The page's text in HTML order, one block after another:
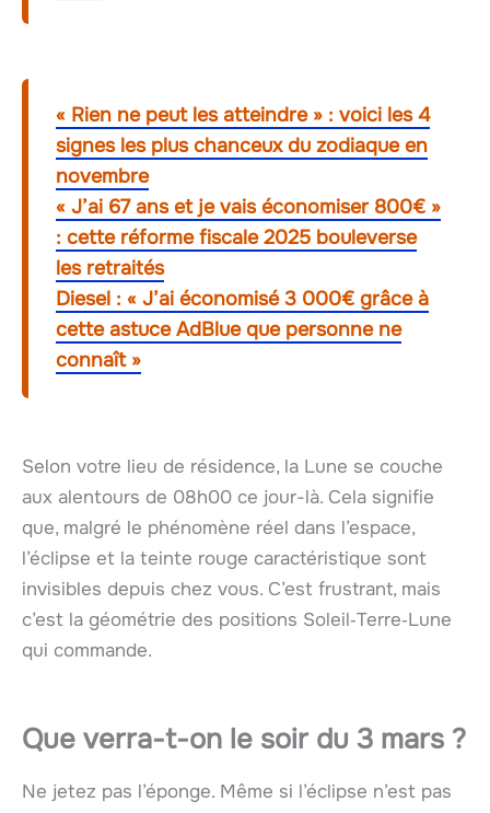
« Rien ne peut les atteindre » : voici les 4
signes les plus chanceux du zodiaque en
novembre
« J’ai 67 ans et je vais économiser 800€ »
: cette réforme fiscale 2025 bouleverse
les retraités
Diesel : « J’ai économisé 3 000€ grâce à
cette astuce AdBlue que personne ne
connaît »
Selon votre lieu de résidence, la Lune se couche
aux alentours de 08h00 ce jour-là. Cela signifie
que, malgré le phénomène réel dans l’espace,
l’éclipse et la teinte rouge caractéristique sont
invisibles depuis chez vous. C’est frustrant, mais
c’est la géométrie des positions Soleil‑Terre‑Lune
qui commande.
Que verra-t-on le soir du 3 mars ?
Ne jetez pas l’éponge. Même si l’éclipse n’est pas